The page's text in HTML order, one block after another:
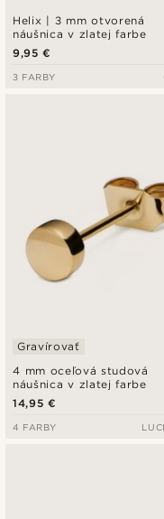
Helix | 3 mm otvorená
náušnica v zlatej farbe
9,95 €
3 FARBY
4 mm oceľová studová
náušnica v zlatej farbe
Gravírovať
14,95 €
4 FARBY